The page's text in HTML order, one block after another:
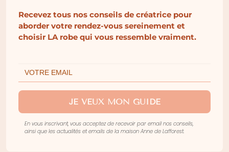
Conseils d’entretien pour prendre soin de
votre bijoux Anne de Lafforest :
Découvrez nos looks sur Instagram
@annedelafforest.
disponibles sur notre e-shop en cliquant ici.
Recevez tous nos conseils de créatrice pour
aborder votre rendez-vous sereinement et
choisir LA robe qui vous ressemble vraiment.
JE VEUX MON GUIDE
En vous inscrivant, vous acceptez de recevoir par email nos conseils,
ainsi que les actualités et emails de la maison Anne de Lafforest.